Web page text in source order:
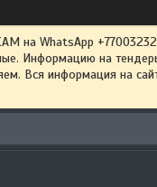
WhatsApp
Информацию на
Вся информация на